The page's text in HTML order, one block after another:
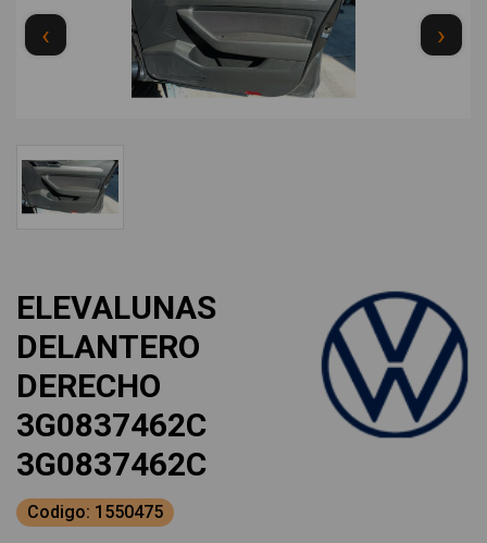
‹ ›
ELEVALUNAS
DELANTERO
DERECHO
3G0837462C
3G0837462C
Codigo: 1550475